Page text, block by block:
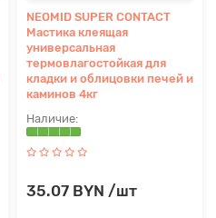
NEOMID SUPER CONTACT
Мастика клеящая
универсальная
термовлагостойкая для
кладки и облицовки печей и
каминов 4кг
35.07 BYN /шт